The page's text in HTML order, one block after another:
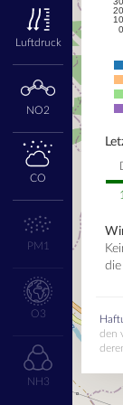
Luftdruck
NO2
CO
PM1
O3
NH3
0
10
20
den